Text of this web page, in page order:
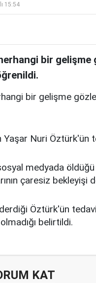
15:54
bir
bir gelişme
Nuri Öztürk'ün
medyada
çaresiz bekleyişi
Öztürk'ün
belirtildi.
KAT